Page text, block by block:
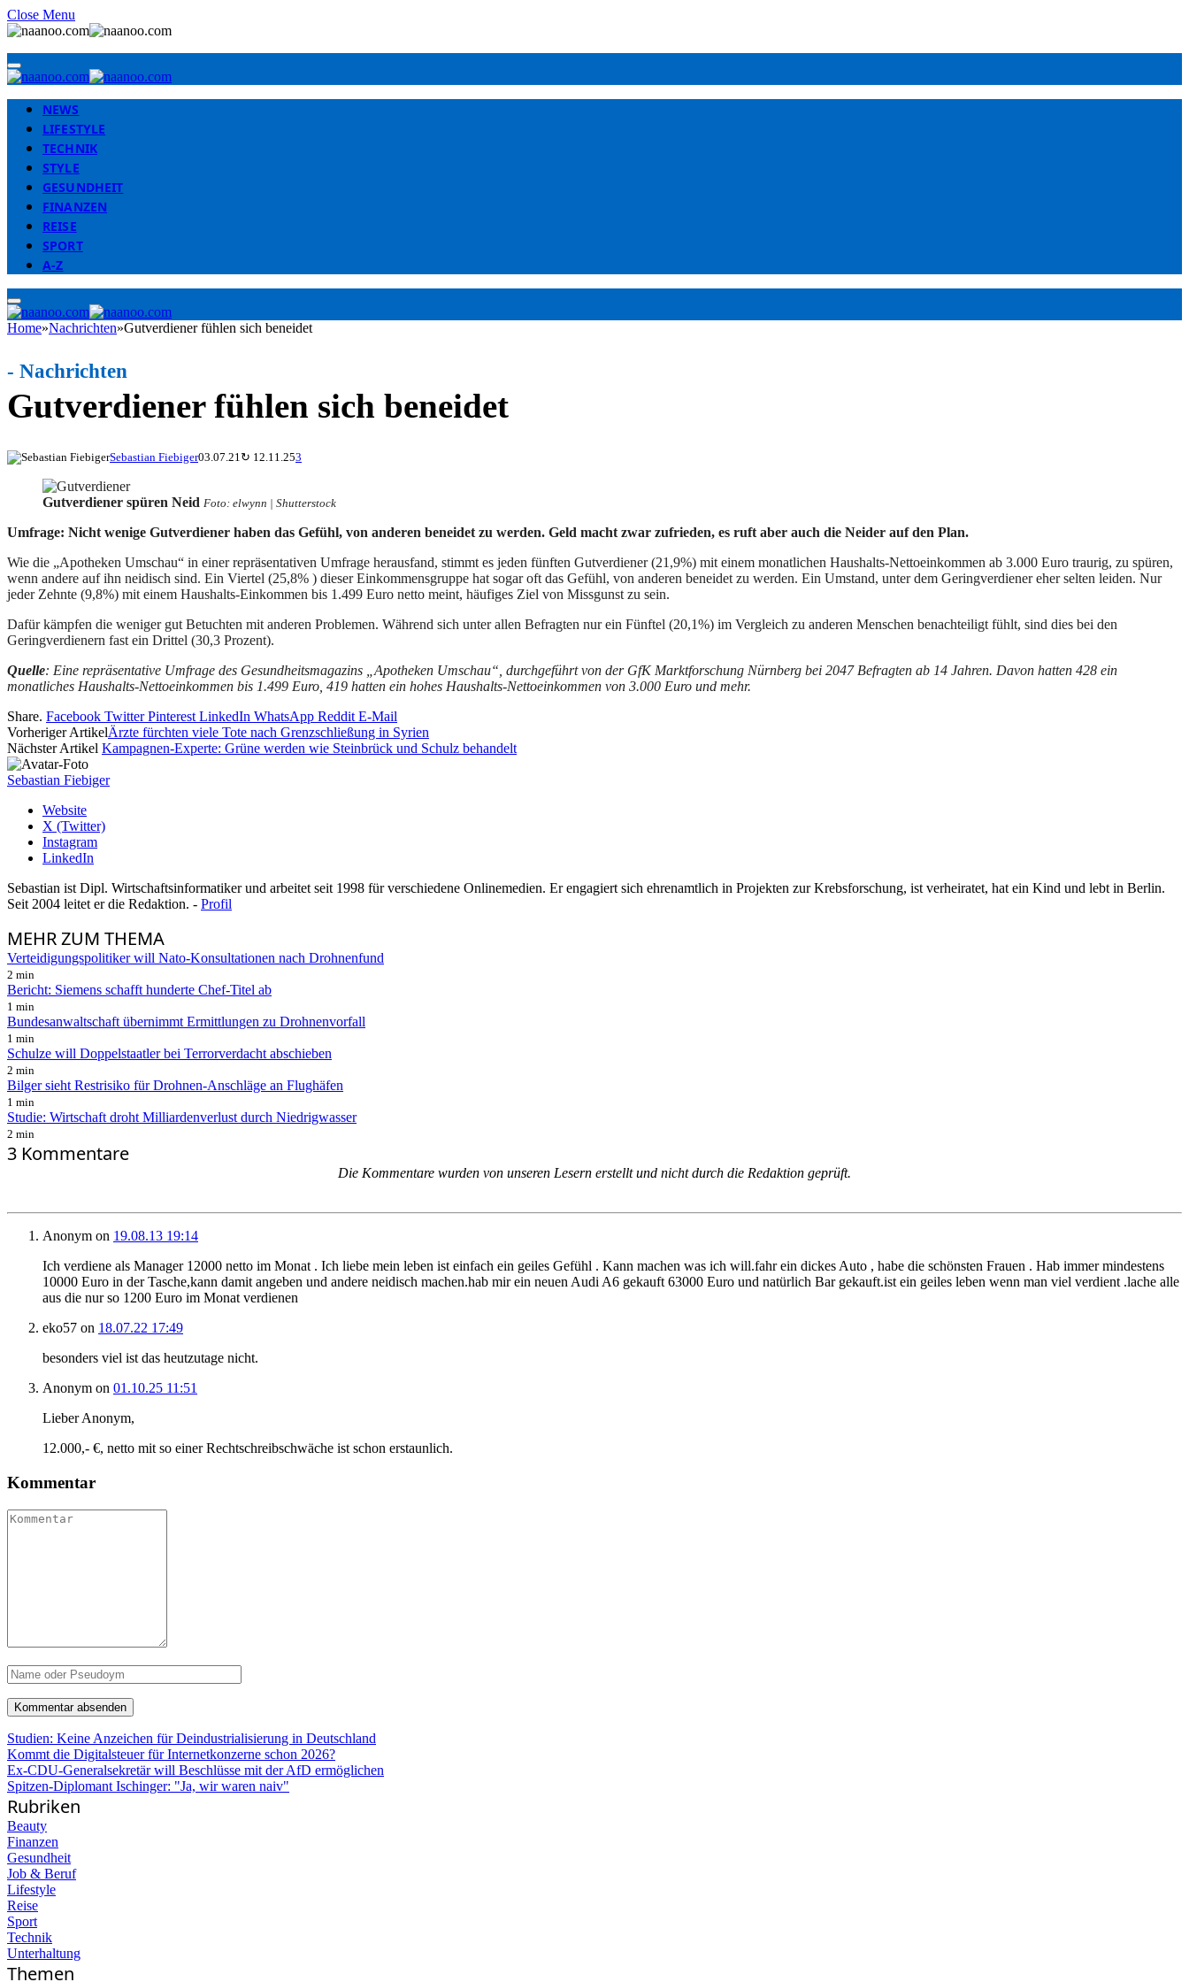
Close Menu
NEWS
LIFESTYLE
TECHNIK
STYLE
GESUNDHEIT
FINANZEN
REISE
SPORT
A-Z
Home»Nachrichten»Gutverdiener fühlen sich beneidet
Gutverdiener fühlen sich beneidet
- Nachrichten
Sebastian Fiebiger03.07.21↻ 12.11.253
Gutverdiener spüren Neid Foto: elwynn | Shutterstock
Umfrage: Nicht wenige Gutverdiener haben das Gefühl, von anderen beneidet zu werden. Geld macht zwar zufrieden, es ruft aber auch die Neider auf den Plan.
Wie die „Apotheken Umschau“ in einer repräsentativen Umfrage herausfand, stimmt es jeden fünften Gutverdiener (21,9%) mit einem monatlichen Haushalts-Nettoeinkommen ab 3.000 Euro traurig, zu spüren,
wenn andere auf ihn neidisch sind. Ein Viertel (25,8% ) dieser Einkommensgruppe hat sogar oft das Gefühl, von anderen beneidet zu werden. Ein Umstand, unter dem Geringverdiener eher selten leiden. Nur
jeder Zehnte (9,8%) mit einem Haushalts-Einkommen bis 1.499 Euro netto meint, häufiges Ziel von Missgunst zu sein.
Dafür kämpfen die weniger gut Betuchten mit anderen Problemen. Während sich unter allen Befragten nur ein Fünftel (20,1%) im Vergleich zu anderen Menschen benachteiligt fühlt, sind dies bei den
Geringverdienern fast ein Drittel (30,3 Prozent).
Quelle: Eine repräsentative Umfrage des Gesundheitsmagazins „Apotheken Umschau“, durchgeführt von der GfK Marktforschung Nürnberg bei 2047 Befragten ab 14 Jahren. Davon hatten 428 ein
monatliches Haushalts-Nettoeinkommen bis 1.499 Euro, 419 hatten ein hohes Haushalts-Nettoeinkommen von 3.000 Euro und mehr.
Share. Facebook Twitter Pinterest LinkedIn WhatsApp Reddit E-Mail
Vorheriger ArtikelÄrzte fürchten viele Tote nach Grenzschließung in Syrien
Nächster Artikel Kampagnen-Experte: Grüne werden wie Steinbrück und Schulz behandelt
Sebastian Fiebiger
Website
X (Twitter)
Instagram
LinkedIn
Sebastian ist Dipl. Wirtschaftsinformatiker und arbeitet seit 1998 für verschiedene Onlinemedien. Er engagiert sich ehrenamtlich in Projekten zur Krebsforschung, ist verheiratet, hat ein Kind und lebt in Berlin.
Seit 2004 leitet er die Redaktion. - Profil
MEHRZUM THEMA
Verteidigungspolitiker will Nato-Konsultationen nach Drohnenfund
2 min
Bericht: Siemens schafft hunderte Chef-Titel ab
1 min
Bundesanwaltschaft übernimmt Ermittlungen zu Drohnenvorfall
1 min
Schulze will Doppelstaatler bei Terrorverdacht abschieben
2 min
Bilger sieht Restrisiko für Drohnen-Anschläge an Flughäfen
1 min
Studie: Wirtschaft droht Milliardenverlust durch Niedrigwasser
2 min
3 Kommentare
Die Kommentare wurden von unseren Lesern erstellt und nicht durch die Redaktion geprüft.
Anonym on 19.08.13 19:14
Ich verdiene als Manager 12000 netto im Monat . Ich liebe mein leben ist einfach ein geiles Gefühl . Kann machen was ich will.fahr ein dickes Auto , habe die schönsten Frauen . Hab immer mindestens
10000 Euro in der Tasche,kann damit angeben und andere neidisch machen.hab mir ein neuen Audi A6 gekauft 63000 Euro und natürlich Bar gekauft.ist ein geiles leben wenn man viel verdient .lache alle
aus die nur so 1200 Euro im Monat verdienen
eko57 on 18.07.22 17:49
besonders viel ist das heutzutage nicht.
Anonym on 01.10.25 11:51
Lieber Anonym,
12.000,- €, netto mit so einer Rechtschreibschwäche ist schon erstaunlich.
Kommentar
Studien: Keine Anzeichen für Deindustrialisierung in Deutschland
Kommt die Digitalsteuer für Internetkonzerne schon 2026?
Ex-CDU-Generalsekretär will Beschlüsse mit der AfD ermöglichen
Spitzen-Diplomant Ischinger: "Ja, wir waren naiv"
Rubriken
Beauty
Finanzen
Gesundheit
Job & Beruf
Lifestyle
Reise
Sport
Technik
Unterhaltung
Themen